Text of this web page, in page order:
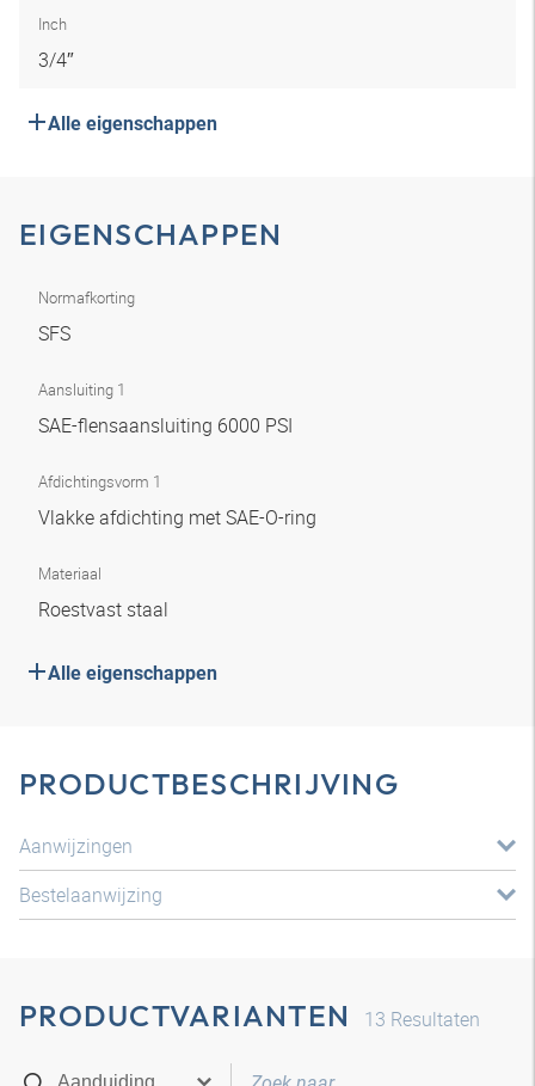
Inch
3/4″
Alle eigenschappen
EIGENSCHAPPEN
Normafkorting
SFS
Aansluiting 1
SAE-flensaansluiting 6000 PSI
Afdichtingsvorm 1
Vlakke afdichting met SAE-O-ring
Materiaal
Roestvast staal
Alle eigenschappen
PRODUCTBESCHRIJVING
Aanwijzingen
Bestelaanwijzing
PRODUCTVARIANTEN 13 Resultaten